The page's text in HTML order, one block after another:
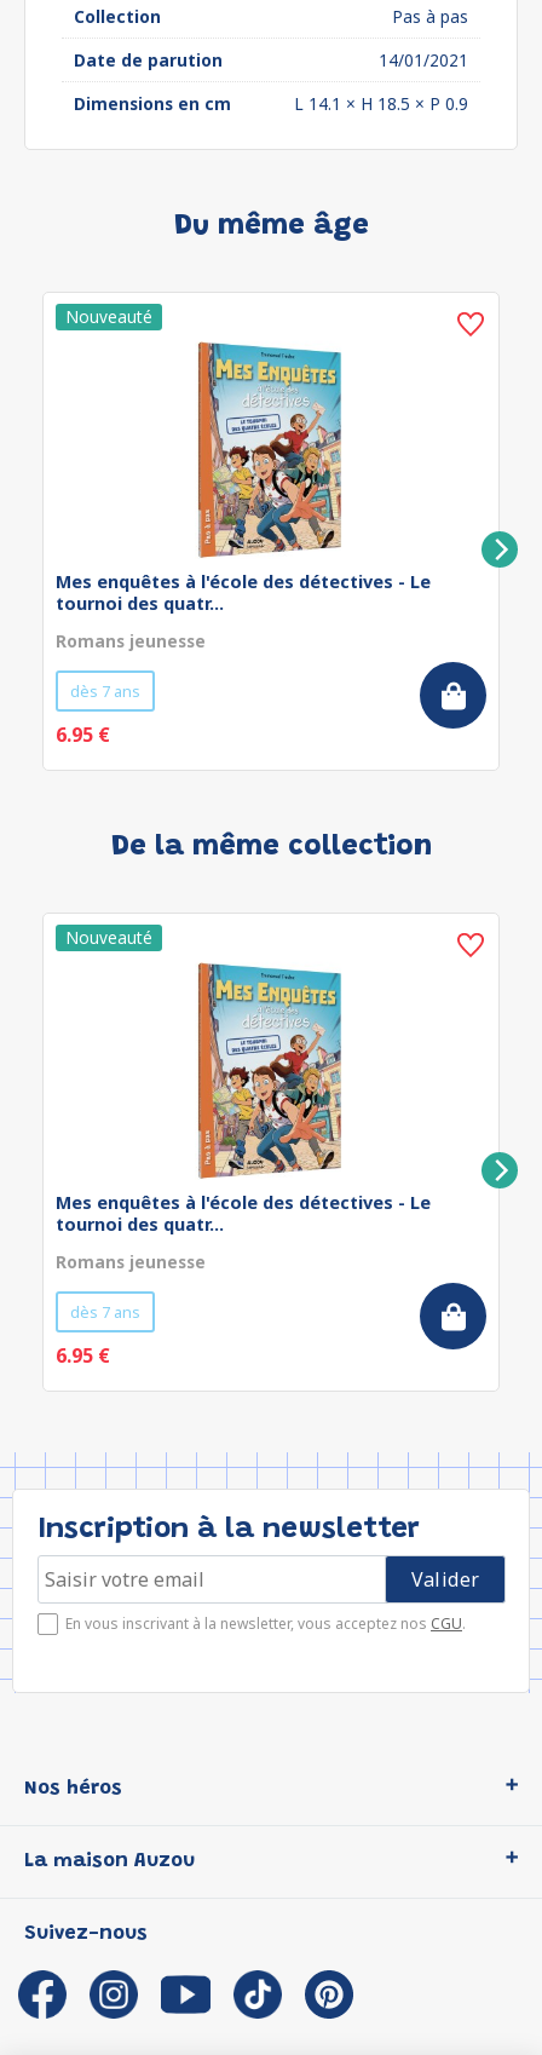
Collection
Pas à pas
Date de parution
14/01/2021
Dimensions en cm
L 14.1 × H 18.5 × P 0.9
Du même âge
Mes enquêtes à l'école des détectives - Le
tournoi des quatr...
Romans jeunesse
dès 7 ans
6.95 €
De la même collection
Mes enquêtes à l'école des détectives - Le
tournoi des quatr...
Romans jeunesse
dès 7 ans
6.95 €
Inscription à la newsletter
En vous inscrivant à la newsletter, vous acceptez nos CGU.
Nos héros
P'tit Loup
Les Influenceuses
Migali
Petite Taupe
La maison Auzou
Notre histoire
Auzou s'engage
Auteurs et illustrateurs Auzou
Suivez-nous